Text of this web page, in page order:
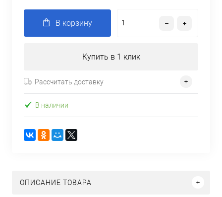
В корзину
Купить в 1 клик
Рассчитать доставку
В наличии
ОПИСАНИЕ ТОВАРА